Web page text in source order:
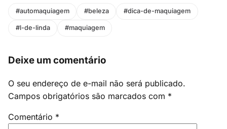
#automaquiagem #beleza #dica-de-maquiagem
#l-de-linda #maquiagem
Deixe um comentário
O seu endereço de e-mail não será publicado.
Campos obrigatórios são marcados com *
Comentário *